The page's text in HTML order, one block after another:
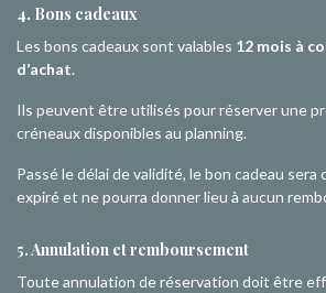
4. Bons cadeaux
Les bons cadeaux sont valables 12 mois à
d’achat.
Ils peuvent être utilisés pour réserver une
créneaux disponibles au planning.
Passé le délai de validité, le bon cadeau sera
expiré et ne pourra donner lieu à aucun
5. Annulation et remboursement
Toute annulation de réservation doit être